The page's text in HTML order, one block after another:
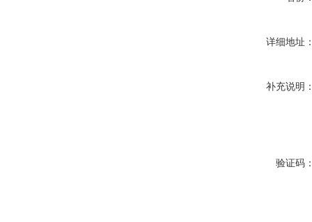
详细地址
补充说明
验证码